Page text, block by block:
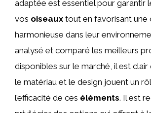
adaptée est essentiel pour garantir
vos oiseaux tout en favorisant une
harmonieuse dans leur
analysé et comparé les meilleurs
disponibles sur le marché, il est clair
le matériau et le design jouent un
l’efficacité de ces éléments. Il est